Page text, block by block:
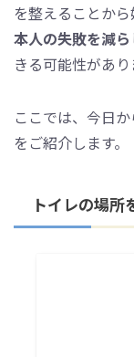
を整えることから
本人の失敗を減ら
きる可能性があり
ここでは、今日
をご紹介します。
トイレの場所